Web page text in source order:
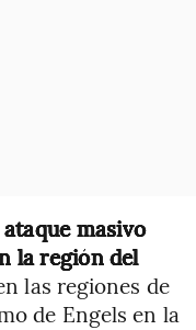
masivo
la región del
las regiones de
de Engels en la